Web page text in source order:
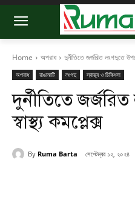
Home অপরাধ দুর্নীতিতে জর্জরিত লংগদুতে
অপরাধ রাঙামাটি লংগদু স্বাস্থ্য ও চিকিৎসা
দুর্নীতিতে
স্বাস্থ্য কমপ্লেক্স
By Ruma Barta সেপ্টেম্বর ১২, ২০২৪